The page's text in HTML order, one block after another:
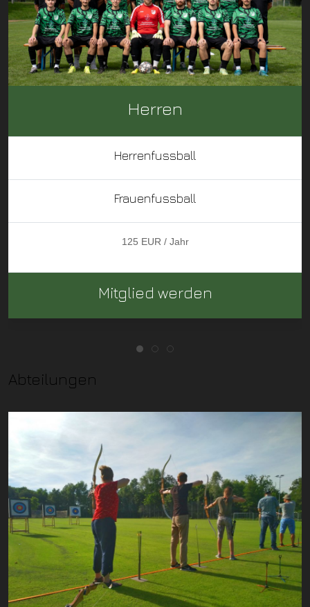
Herren
Herrenfussball
Frauenfussball
125 EUR / Jahr
Mitglied werden
Abteilungen